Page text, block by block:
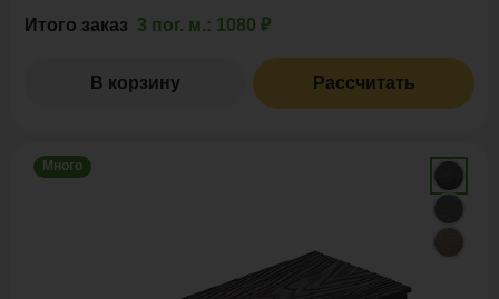
Итого заказ 3 пог. м.: 1080 ₽
В корзину Рассчитать
Много